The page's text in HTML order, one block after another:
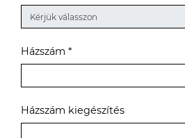
Házszám *
Házszám kiegészítés